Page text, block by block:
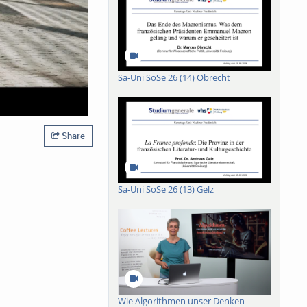
Share
Sa-Uni SoSe 26 (14) Obrecht
Sa-Uni SoSe 26 (13) Gelz
Wie Algorithmen unser Denken